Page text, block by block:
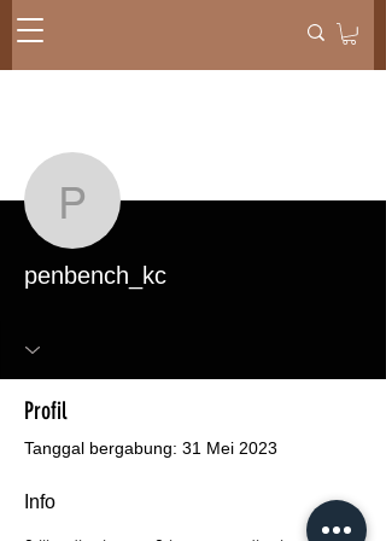
penbench_kc
penbench_kc
Profil
Tanggal bergabung: 31 Mei 2023
Info